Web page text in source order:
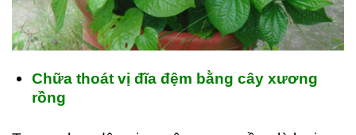
Chữa thoát vị đĩa đệm bằng cây xương
rồng